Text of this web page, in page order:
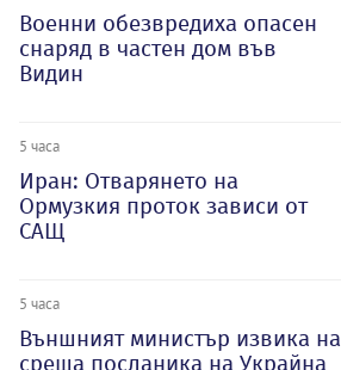
Военни обезвредиха опасен
снаряд в частен дом във
Видин
5 часа
Иран: Отварянето на
Ормузкия проток зависи от
САЩ
5 часа
Външният министър извика на
среща посланика на Украйна